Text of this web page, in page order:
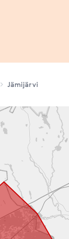
Jämijärvi